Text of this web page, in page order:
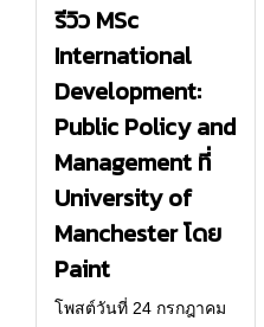
รีวิว MSc
International
Development:
Public Policy and
Management ที่
University of
Manchester โดย
Paint
โพสต์วันที่ 24 กรกฎาคม